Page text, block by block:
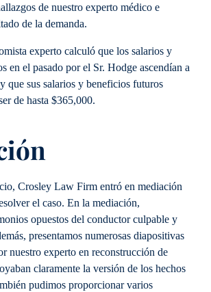
de nuestro experto médico e
de la demanda.
experto calculó que los salarios y
en el pasado por el Sr. Hodge ascendían a
que sus salarios y beneficios futuros
de hasta $365,000.
Crosley Law Firm entró en mediación
el caso. En la mediación,
opuestos del conductor culpable y
presentamos numerosas diapositivas
nuestro experto en reconstrucción de
claramente la versión de los hechos
pudimos proporcionar varios